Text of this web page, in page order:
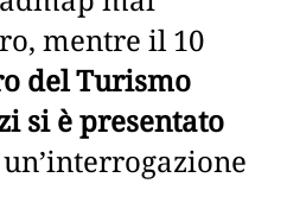
mentre il 10
del Turismo
si è presentato